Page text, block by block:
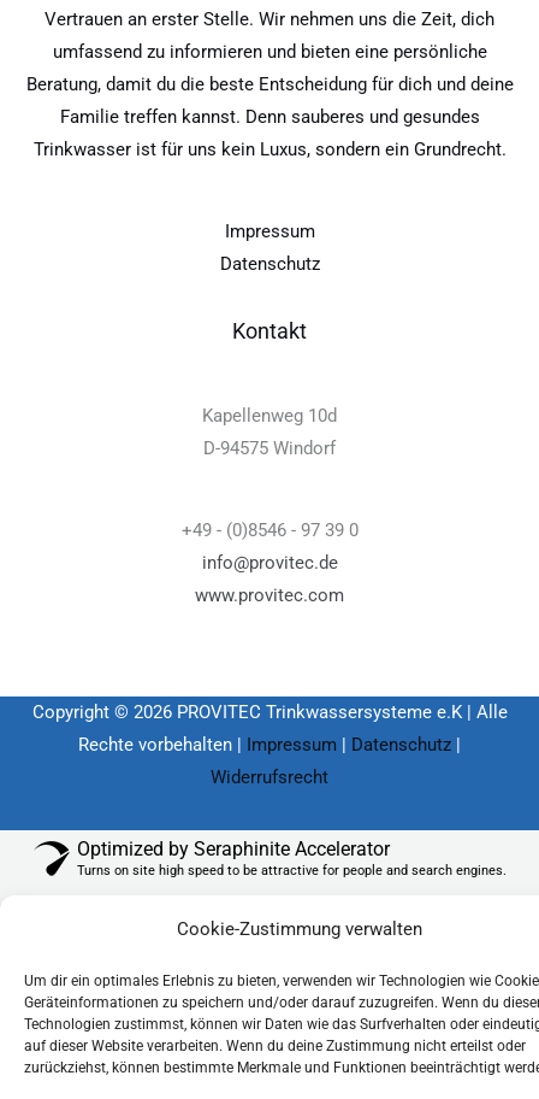
Cookie-Zustimmung verwalten
Um dir ein optimales Erlebnis zu bieten, verwenden wir Technologien wie
Geräteinformationen zu speichern und/oder darauf zuzugreifen. Wenn du
Technologien zustimmst, können wir Daten wie das Surfverhalten oder
auf dieser Website verarbeiten. Wenn du deine Zustimmung nicht erteilst oder
zurückziehst, können bestimmte Merkmale und Funktionen beeinträchtigt
Vertrauen an erster Stelle. Wir nehmen uns die Zeit, dich
umfassend zu informieren und bieten eine persönliche
Beratung, damit du die beste Entscheidung für dich und deine
Familie treffen kannst. Denn sauberes und gesundes
Trinkwasser ist für uns kein Luxus, sondern ein Grundrecht.
Impressum
Datenschutz
Kontakt
Kapellenweg 10d
D-94575 Windorf
+49 - (0)8546 - 97 39 0
info@provitec.de
www.provitec.com
Copyright © 2026 PROVITEC Trinkwassersysteme e.K | Alle
Rechte vorbehalten | Impressum | Datenschutz |
Widerrufsrecht
Optimized by Seraphinite Accelerator
Turns on site high speed to be attractive for people and search engines.